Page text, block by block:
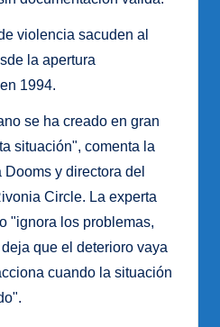
violencia sacuden al
la apertura
1994.
se ha creado en gran
situación", comenta la
y directora del
Circle. La experta
"ignora los problemas,
que el deterioro vaya
cuando la situación